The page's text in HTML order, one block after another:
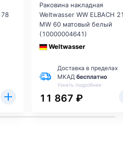
Раковина накладная
Weltwasser WW ELBACH
MW 60 матовый белый
(10000004641)
Weltwasser
Доставка в пределах
МКАД бесплатно
Узнать подробнее
11 867 ₽